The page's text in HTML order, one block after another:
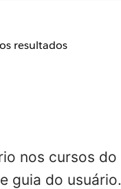
resultados
nos cursos do
guia do usuário.